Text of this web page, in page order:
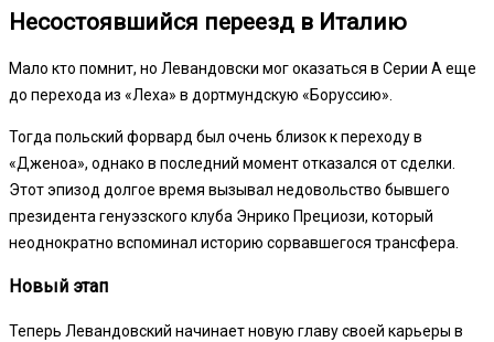
Несостоявшийся переезд в Италию
Мало кто помнит, но Левандовски мог оказаться в Серии А еще
до перехода из «Леха» в дортмундскую «Боруссию».
Тогда польский форвард был очень близок к переходу в
«Дженоа», однако в последний момент отказался от сделки.
Этот эпизод долгое время вызывал недовольство бывшего
президента генуэзского клуба Энрико Прециози, который
неоднократно вспоминал историю сорвавшегося трансфера.
Новый этап
Теперь Левандовский начинает новую главу своей карьеры в